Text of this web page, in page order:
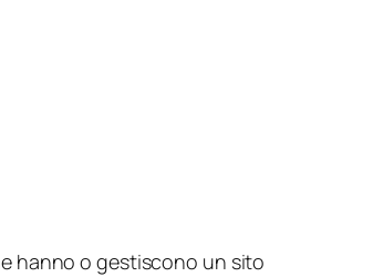
hanno o gestiscono un sito